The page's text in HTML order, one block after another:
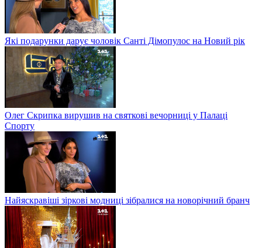
Які подарунки дарує чоловік Санті Дімопулос на Новий рік
Олег Скрипка вирушив на святкові вечорниці у Палаці
Спорту
Найяскравіші зіркові модниці зібралися на новорічний бранч